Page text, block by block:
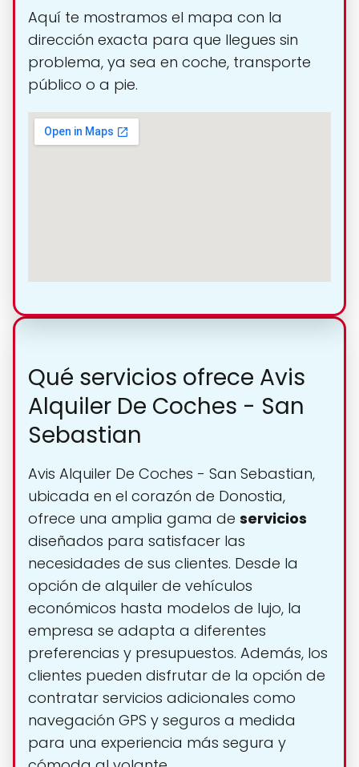
Aquí te mostramos el mapa con la
dirección exacta para que llegues sin
problema, ya sea en coche, transporte
público o a pie.
Qué servicios ofrece Avis
Alquiler De Coches - San
Sebastian
Avis Alquiler De Coches - San Sebastian,
ubicada en el corazón de Donostia,
ofrece una amplia gama de servicios
diseñados para satisfacer las
necesidades de sus clientes. Desde la
opción de alquiler de vehículos
económicos hasta modelos de lujo, la
empresa se adapta a diferentes
preferencias y presupuestos. Además, los
clientes pueden disfrutar de la opción de
contratar servicios adicionales como
navegación GPS y seguros a medida
para una experiencia más segura y